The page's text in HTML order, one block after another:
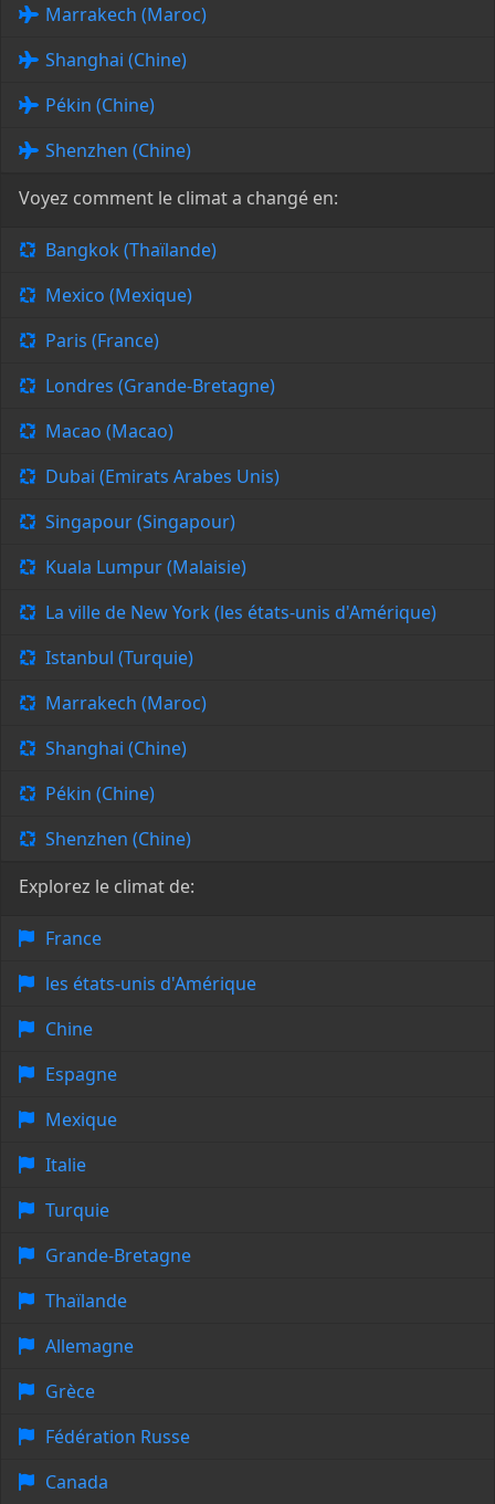
Marrakech (Maroc)
Shanghai (Chine)
Pékin (Chine)
Shenzhen (Chine)
Voyez comment le climat a changé en:
Bangkok (Thaïlande)
Mexico (Mexique)
Paris (France)
Londres (Grande-Bretagne)
Macao (Macao)
Dubai (Emirats Arabes Unis)
Singapour (Singapour)
Kuala Lumpur (Malaisie)
La ville de New York (les états-unis d'Amérique)
Istanbul (Turquie)
Marrakech (Maroc)
Shanghai (Chine)
Pékin (Chine)
Shenzhen (Chine)
Explorez le climat de:
France
les états-unis d'Amérique
Chine
Espagne
Mexique
Italie
Turquie
Grande-Bretagne
Thaïlande
Allemagne
Grèce
Fédération Russe
Canada